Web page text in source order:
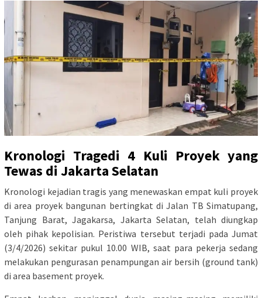
Kronologi Tragedi 4 Kuli Proyek yang
Tewas di Jakarta Selatan
Kronologi kejadian tragis yang menewaskan empat kuli proyek
di area proyek bangunan bertingkat di Jalan TB Simatupang,
Tanjung Barat, Jagakarsa, Jakarta Selatan, telah diungkap
oleh pihak kepolisian. Peristiwa tersebut terjadi pada Jumat
(3/4/2026) sekitar pukul 10.00 WIB, saat para pekerja sedang
melakukan pengurasan penampungan air bersih (ground tank)
di area basement proyek.